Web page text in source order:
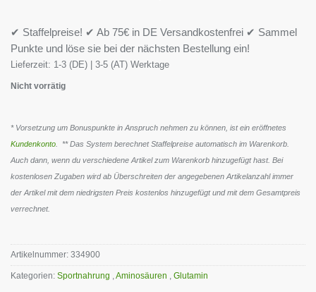
✔ Staffelpreise! ✔ Ab 75€ in DE Versandkostenfrei ✔ Sammel
Punkte und löse sie bei der nächsten Bestellung ein!
Lieferzeit: 1-3 (DE) | 3-5 (AT) Werktage
Nicht vorrätig
* Vorsetzung um Bonuspunkte in Anspruch nehmen zu können, ist ein eröffnetes
Kundenkonto . ** Das System berechnet Staffelpreise automatisch im Warenkorb.
Auch dann, wenn du verschiedene Artikel zum Warenkorb hinzugefügt hast. Bei
kostenlosen Zugaben wird ab Überschreiten der angegebenen Artikelanzahl immer
der Artikel mit dem niedrigsten Preis kostenlos hinzugefügt und mit dem Gesamtpreis
verrechnet.
Artikelnummer: 334900
Kategorien: Sportnahrung ,Aminosäuren , Glutamin